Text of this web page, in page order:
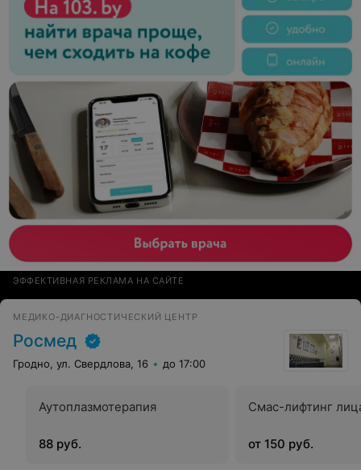
ЭФФЕКТИВНАЯ РЕКЛАМА НА САЙТЕ
МЕДИКО-ДИАГНОСТИЧЕСКИЙ ЦЕНТР
Росмед
Гродно, ул. Свердлова, 16 до 17:00
Аутоплазмотерапия
88 руб.
Смас-лифтинг
от 150 руб.